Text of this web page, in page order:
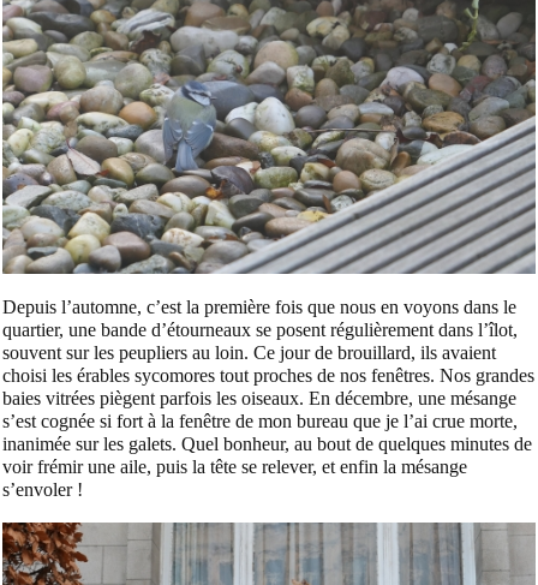
Depuis l’automne, c’est la première fois que nous en voyons dans le
quartier, une bande d’étourneaux se posent régulièrement dans l’îlot,
souvent sur les peupliers au loin. Ce jour de brouillard, ils avaient
choisi les érables sycomores tout proches de nos fenêtres. Nos grandes
baies vitrées piègent parfois les oiseaux. En décembre, une mésange
s’est cognée si fort à la fenêtre de mon bureau que je l’ai crue morte,
inanimée sur les galets. Quel bonheur, au bout de quelques minutes de
voir frémir une aile, puis la tête se relever, et enfin la mésange
s’envoler !